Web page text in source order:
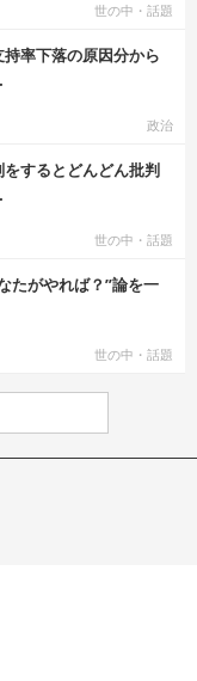
世の中・話題
率下落の原因分から
政治
するとどんどん批判
世の中・話題
たがやれば？”論を一
世の中・話題